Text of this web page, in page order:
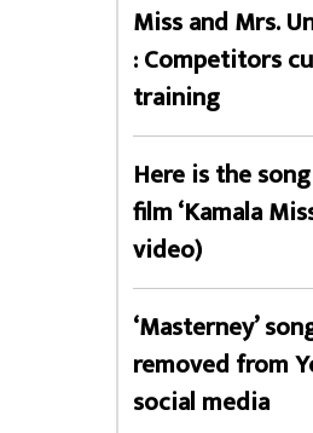
Miss and Mrs.
: Competitors
training
Here is the
film ‘Kamala
video)
‘Masterney’
removed from
social media